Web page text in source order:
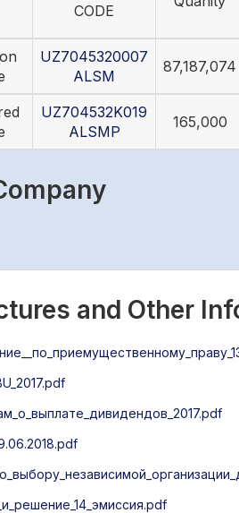
CODE
UZ7045320007
ALSM
87,187,074
UZ704532K019
ALSMP
165,000
and Other